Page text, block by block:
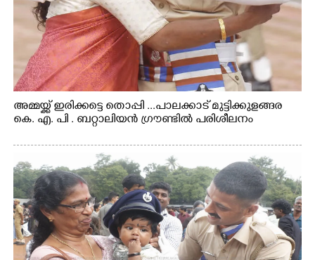
അമ്മയ്ക്ക് ഇരിക്കട്ടെ തൊപ്പി ...പാലക്കാട് മുട്ടിക്കുളങ്ങര
കെ. എ. പി . ബറ്റാലിയൻ ഗ്രൗണ്ടിൽ പരിശീലനം